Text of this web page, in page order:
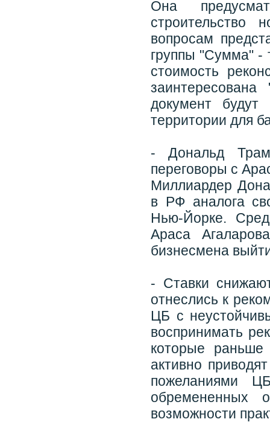
Она
строительство
вопросам
группы "Сумма" -
стоимость
документ
территории для
- Дональд
переговоры с
Миллиардер
в РФ аналога
Нью-Йорке.
Араса
бизнесмена
- Ставки
отнеслись к
ЦБ с
воспринимать
которые раньше
активно
пожеланиями
обремененных
возможности